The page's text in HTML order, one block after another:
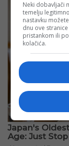
Neki dobavljači
temelju
nastavku
dnu ove
pristankom ili
kolačića.